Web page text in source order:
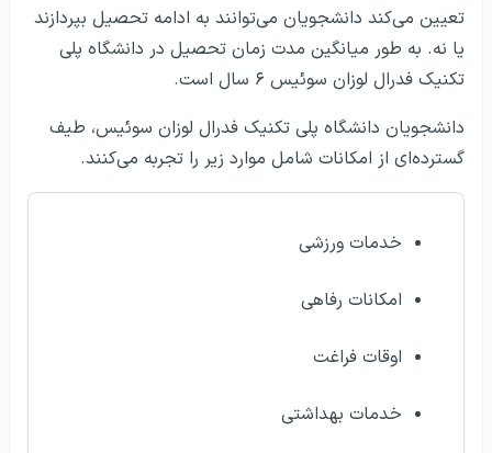
تعیین می‌کند دانشجویان می‌توانند به ادامه تحصیل بپردازند
یا نه. به طور میانگین مدت زمان تحصیل در دانشگاه پلی
تکنیک فدرال لوزان سوئيس ۶ سال است.
دانشجویان دانشگاه پلی تکنیک فدرال لوزان سوئیس، طیف
گسترده‌ای از امکانات شامل موارد زیر را تجربه می‌کنند.
خدمات ورزشی
امکانات رفاهی
اوقات فراغت
خدمات بهداشتی